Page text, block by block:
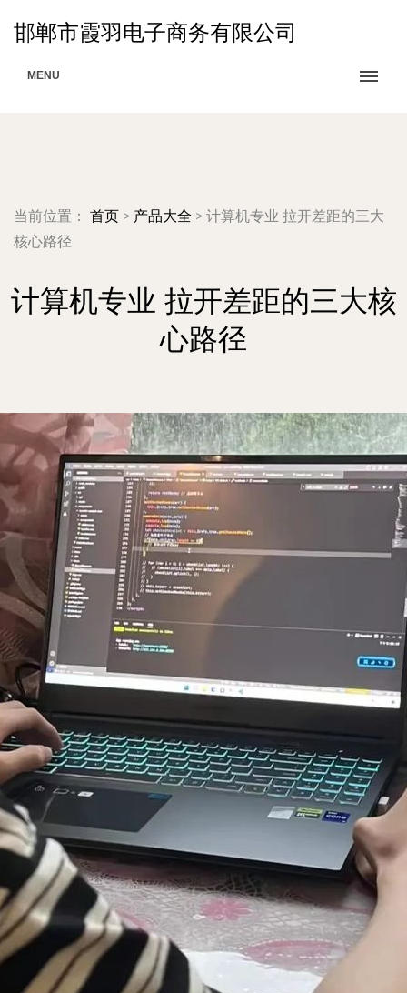
邯郸市霞羽电子商务有限公司
MENU
当前位置： 首页 > 产品大全 > 计算机专业 拉开差距的三大
核心路径
计算机专业 拉开差距的三大核
心路径